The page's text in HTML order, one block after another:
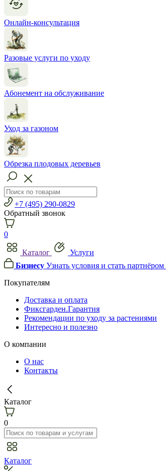
Онлайн-консультация
Разовые услуги по уходу
Абонемент на обслуживание
Уход за газоном
Обрезка плодовых деревьев
+7 (495) 290-0829
Обратный звонок
0
Каталог
Услуги
Бизнесу Узнать условия и стать партнёром
Покупателям
Доставка и оплата
Фиксгарден.Гарантия
Рекомендации по уходу за растениями
Интересно и полезно
О компании
О нас
Контакты
Каталог
0
Каталог